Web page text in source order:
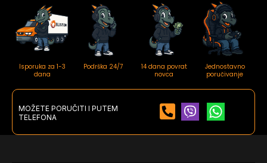
Isporuka za 1-3
dana
Podrška 24/7
14 dana povrat
novca
Jednostavno
poručivanje
MOŽETE PORUČITI I PUTEM
TELEFONA